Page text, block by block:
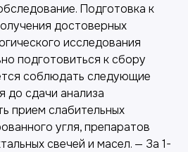
Подготовка к
достоверных
исследования
подготовиться к сбору
соблюдать следующие
до сдачи анализа
прием слабительных
угля, препаратов
свечей и масел. — За 1-